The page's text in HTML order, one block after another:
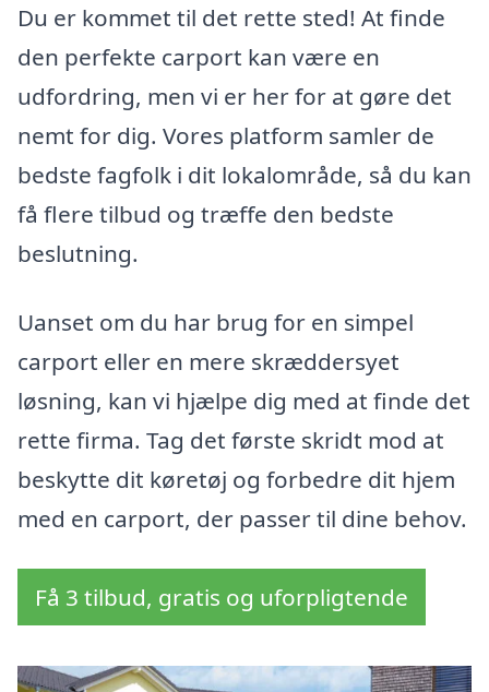
Du er kommet til det rette sted! At finde
den perfekte carport kan være en
udfordring, men vi er her for at gøre det
nemt for dig. Vores platform samler de
bedste fagfolk i dit lokalområde, så du kan
få flere tilbud og træffe den bedste
beslutning.
Uanset om du har brug for en simpel
carport eller en mere skræddersyet
løsning, kan vi hjælpe dig med at finde det
rette firma. Tag det første skridt mod at
beskytte dit køretøj og forbedre dit hjem
med en carport, der passer til dine behov.
Få 3 tilbud, gratis og uforpligtende